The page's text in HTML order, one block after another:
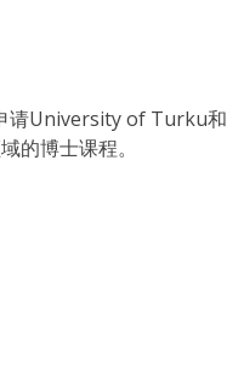
请University of Turku和
的博士课程。